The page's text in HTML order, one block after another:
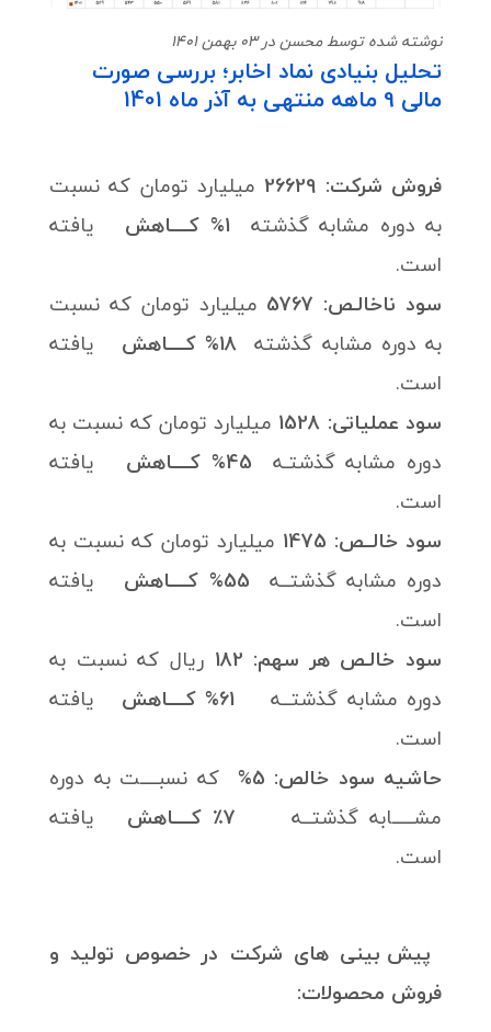
نوشته شده توسط محسن در 03 بهمن 1401
تحلیل بنیادی نماد اخابر؛ بررسی صورت
مالی 9 ماهه منتهی به آذر ماه 1401
فروش شرکت: 26629
میلیارد تومان که نسبت
به دوره مشابه گذشته 1% کــــاهش
یافته
است.
سود ناخالـص: 5767 میلیارد تومان که نسبت
به دوره مشابه گذشته18% کــــاهش
یافته
است.
سود عملیاتی: 1528
میلیارد تومان که نسبت به
دوره مشابه گذشتـه 45% کــــاهش
یافته
است.
سود خالــص: 1475
میلیارد تومان که نسبت به
دوره مشابه گذشتــه 55% کــــاهش
یافته
است.
سود خالـص هر سهم: 182
ریال که نسبت به
دوره مشابه گذشتــه 61% کــــاهش
یافته
است.
حاشیه سود خالص: 5%
که نسبــــت به دوره
مشـــــابه گذشتــه 7٪ کــــاهش
یافته
است.
پیش بینی های شرکت در خصوص تولید و
فروش محصولات: